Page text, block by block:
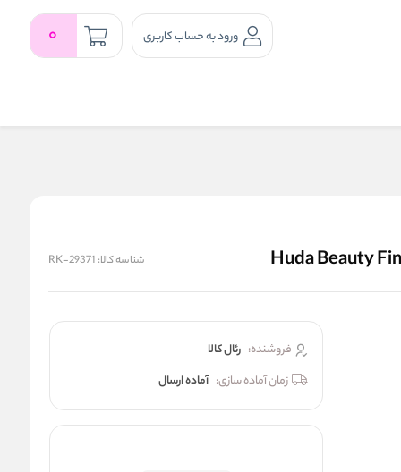
ورود به حساب کاربری 0
شناسه کالا: RK-29371
فروشنده: رئال كالا
زمان آماده سازی: آماده ارسال